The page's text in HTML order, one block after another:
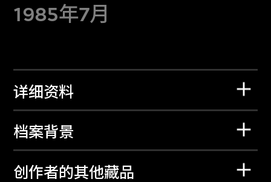
1985年7月
详细资料
档案背景
创作者的其他藏品